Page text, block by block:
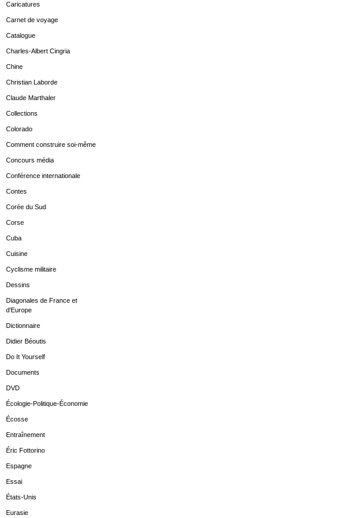
Caricatures
Carnet de voyage
Catalogue
Charles-Albert Cingria
Chine
Christian Laborde
Claude Marthaler
Collections
Colorado
Comment construire soi-même
Concours média
Conférence internationale
Contes
Corée du Sud
Corse
Cuba
Cuisine
Cyclisme militaire
Dessins
Diagonales de France et
d'Europe
Dictionnaire
Didier Béoutis
Do It Yourself
Documents
DVD
Écologie-Politique-Économie
Écosse
Entraînement
Éric Fottorino
Espagne
Essai
États-Unis
Eurasie